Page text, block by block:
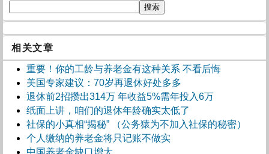
相关文章
重要！你的工龄与养老金有这种关系 不看后悔
美国专家建议：70岁再退休好处多多
退休前2招攒出314万 年收益5%需年投入6万
纸面上讲，咱们的退休年龄确实太低了
社保的小真相“揭秘” （公务猿为不加入社保的秘密）
个人缴纳的养老金将只记账不做实